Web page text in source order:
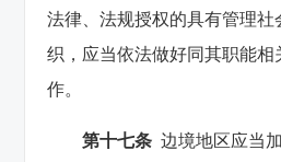
法律、法规授权的具有管理社
织，应当依法做好同其职能相
作。
第十七条 边境地区应当